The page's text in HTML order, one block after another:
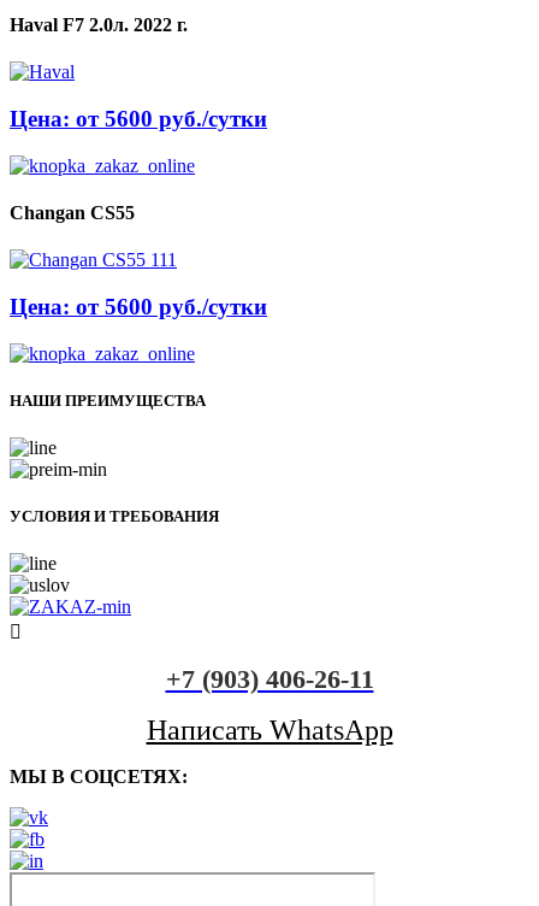
Haval F7 2.0л. 2022 г.
Цена: от 5600 руб./сутки
Changan CS55
Цена: от 5600 руб./сутки
НАШИ ПРЕИМУЩЕСТВА
УСЛОВИЯ И ТРЕБОВАНИЯ
+7 (903) 406-26-11
Написать WhatsApp
МЫ В СОЦСЕТЯХ: